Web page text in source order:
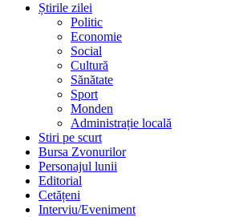
Știrile zilei
Politic
Economie
Social
Cultură
Sănătate
Sport
Monden
Administrație locală
Stiri pe scurt
Bursa Zvonurilor
Personajul lunii
Editorial
Cetățeni
Interviu/Eveniment